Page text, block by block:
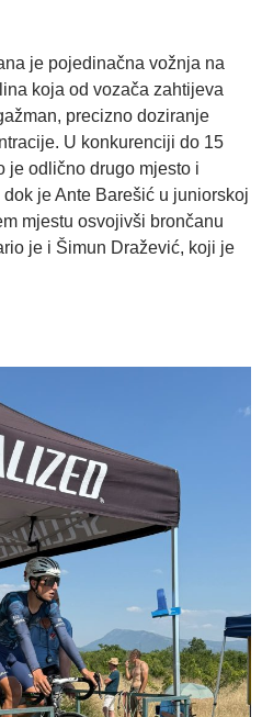
je pojedinačna vožnja na
koja od vozača zahtijeva
precizno doziranje
U konkurenciji do 15
je odlično drugo mjesto i
je Ante Barešić u juniorskoj
mjestu osvojivši brončanu
je i Šimun Dražević, koji je